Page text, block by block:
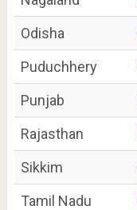
Odisha
Puduchhery
Punjab
Rajasthan
Sikkim
Tamil Nadu